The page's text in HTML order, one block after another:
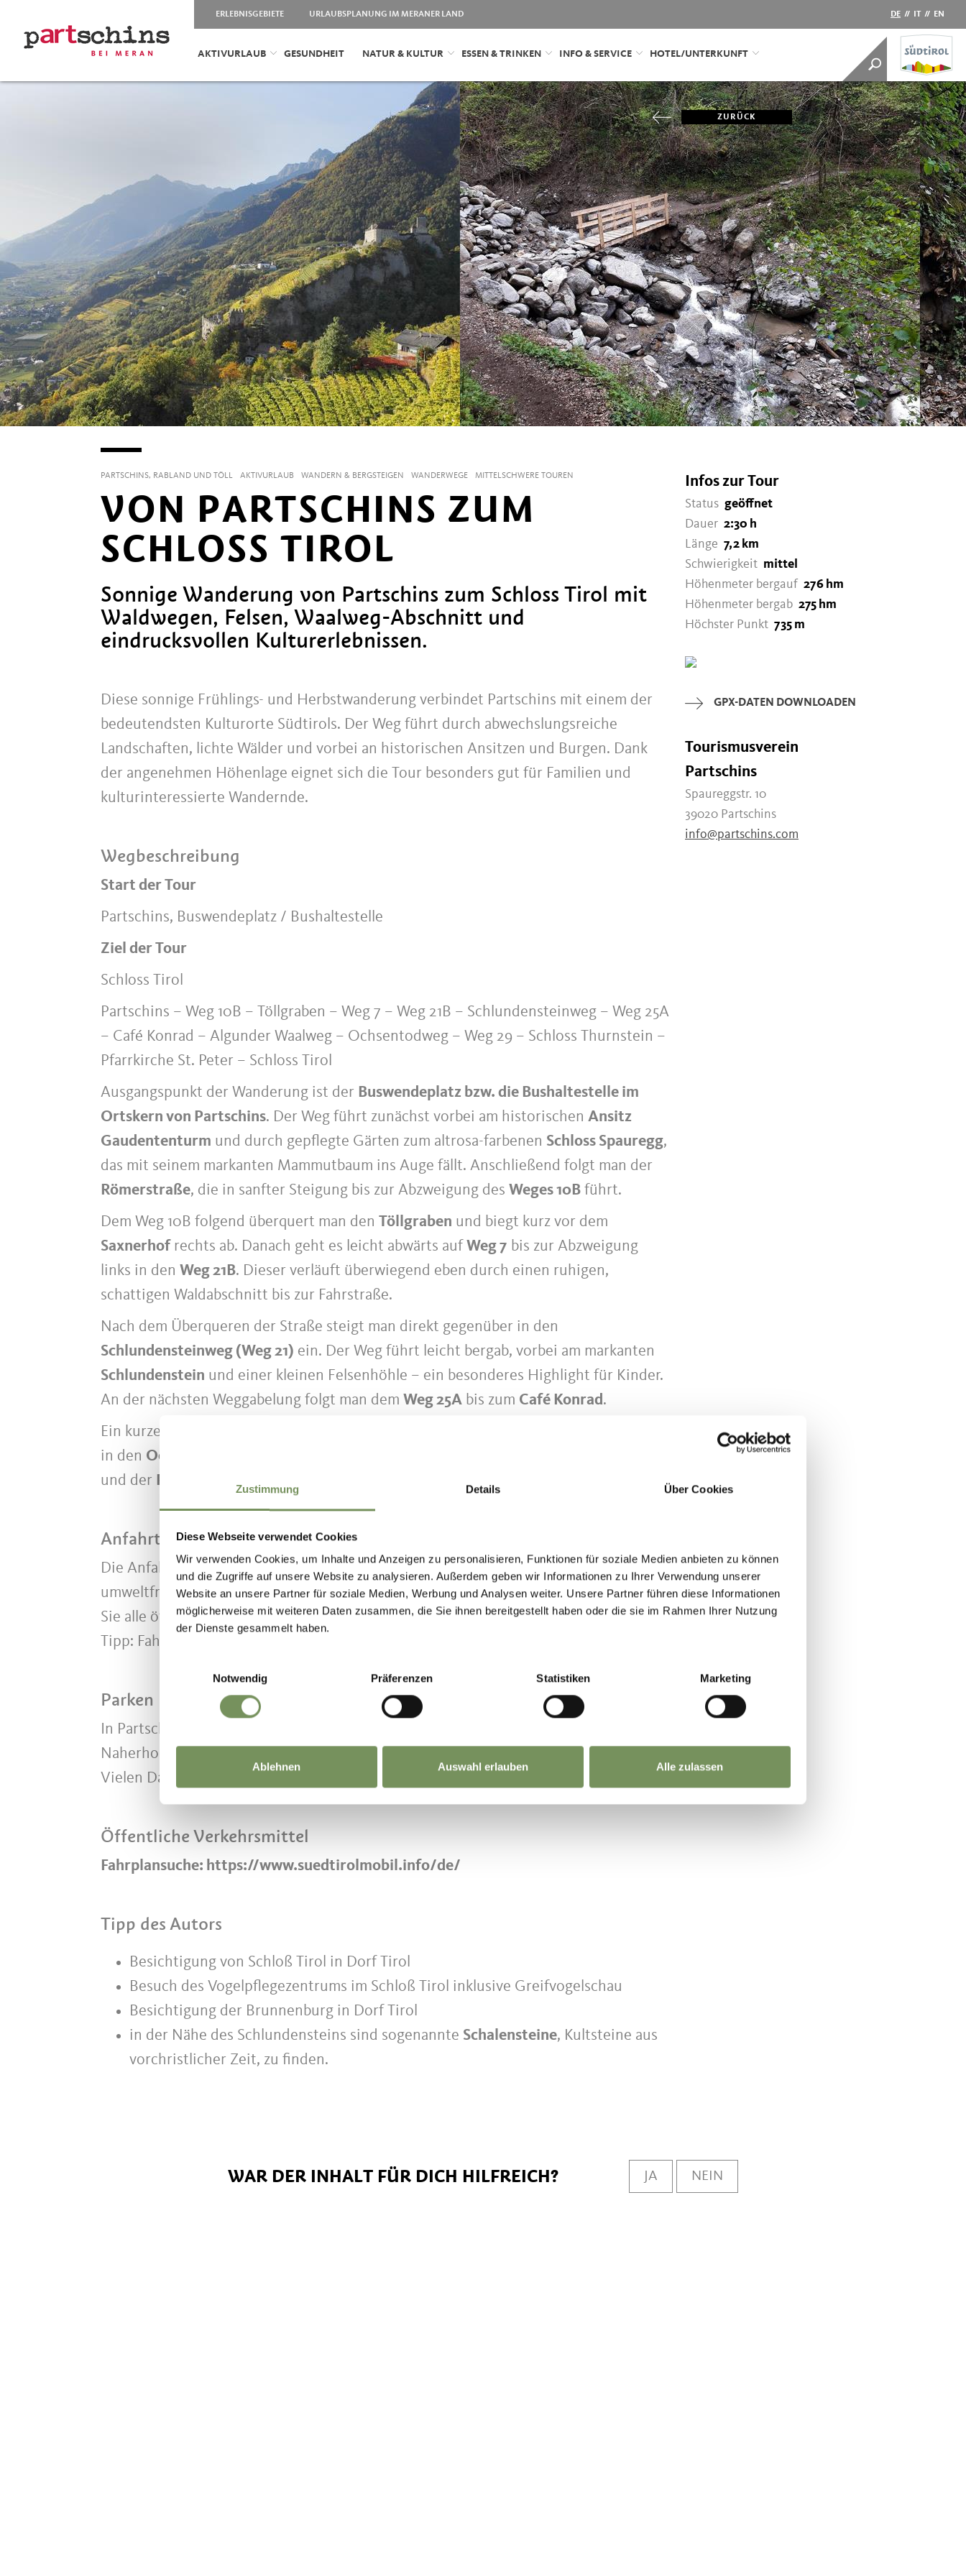
Zustimmung Details Über Cookies
Diese Webseite verwendet Cookies
Wir verwenden Cookies, um Inhalte und Anzeigen zu personalisieren, Funktionen für soziale Medien anbieten zu können
und die Zugriffe auf unsere Website zu analysieren. Außerdem geben wir Informationen zu Ihrer Verwendung unserer
Website an unsere Partner für soziale Medien, Werbung und Analysen weiter. Unsere Partner führen diese Informationen
möglicherweise mit weiteren Daten zusammen, die Sie ihnen bereitgestellt haben oder die sie im Rahmen Ihrer Nutzung
der Dienste gesammelt haben.
Notwendig
Präferenzen Statistiken Marketing
Ablehnen Auswahl erlauben Alle zulassen
ERLEBNISGEBIETE URLAUBSPLANUNG IM MERANER LAND DE // IT // EN
AKTIVURLAUB GESUNDHEIT NATUR & KULTUR ESSEN & TRINKEN INFO & SERVICE HOTEL/UNTERKUNFT
ZURÜCK
PARTSCHINS, RABLAND UND TÖLL AKTIVURLAUB WANDERN & BERGSTEIGEN WANDERWEGE MITTELSCHWERE TOUREN
VON PARTSCHINS ZUM
SCHLOSS TIROL
Sonnige Wanderung von Partschins zum Schloss Tirol mit
Waldwegen, Felsen, Waalweg-Abschnitt und
eindrucksvollen Kulturerlebnissen.
Diese sonnige Frühlings- und Herbstwanderung verbindet Partschins mit einem der
bedeutendsten Kulturorte Südtirols. Der Weg führt durch abwechslungsreiche
Landschaften, lichte Wälder und vorbei an historischen Ansitzen und Burgen. Dank
der angenehmen Höhenlage eignet sich die Tour besonders gut für Familien und
kulturinteressierte Wandernde.
Wegbeschreibung
Start der Tour
Partschins, Buswendeplatz / Bushaltestelle
Ziel der Tour
Schloss Tirol
Partschins – Weg 10B – Töllgraben – Weg 7 – Weg 21B – Schlundensteinweg – Weg 25A
– Café Konrad – Algunder Waalweg – Ochsentodweg – Weg 29 – Schloss Thurnstein –
Pfarrkirche St. Peter – Schloss Tirol
Ausgangspunkt der Wanderung ist der Buswendeplatz bzw. die Bushaltestelle im
Ortskern von Partschins. Der Weg führt zunächst vorbei am historischen Ansitz
Gaudententurm und durch gepflegte Gärten zum altrosa-farbenen Schloss Spauregg,
das mit seinem markanten Mammutbaum ins Auge fällt. Anschließend folgt man der
Römerstraße, die in sanfter Steigung bis zur Abzweigung des Weges 10B führt.
Dem Weg 10B folgend überquert man den Töllgraben und biegt kurz vor dem
Saxnerhof rechts ab. Danach geht es leicht abwärts auf Weg 7 bis zur Abzweigung
links in den Weg 21B. Dieser verläuft überwiegend eben durch einen ruhigen,
schattigen Waldabschnitt bis zur Fahrstraße.
Nach dem Überqueren der Straße steigt man direkt gegenüber in den
Schlundensteinweg (Weg 21) ein. Der Weg führt leicht bergab, vorbei am markanten
Schlundenstein und einer kleinen Felsenhöhle – ein besonderes Highlight für Kinder.
An der nächsten Weggabelung folgt man dem Weg 25A bis zum Café Konrad.
Ein kurzes Stück verläuft die Route entlang des
in den Ochsentodweg
und der
Anfahrtsbeschreibung
Die Anfahrt zu den Ausgangspunkten unserer Wandertouren erfolgt
umweltfreundlich und bequem mit Bus und Bahn. Mit dem Südtirol Guest Pass nutzen
Sie alle öffentlichen Verkehrsmittel in Südtirol kostenlos – ganz ohne Parkplatzsuche.
Tipp: Fahrpläne und Verbindungen finden Sie unter www.suedtirolmobil.info.
Parken
In Partschins sind die Parkmöglichkeiten begrenzt. Zum Schutz des
Naherholungsgebietes empfehlen wir die Anreise mit öffentlichen Verkehrsmitteln.
Vielen Dank für Ihren Beitrag!
Öffentliche Verkehrsmittel
Fahrplansuche: https://www.suedtirolmobil.info/de/
Tipp des Autors
Besichtigung von Schloß Tirol in Dorf Tirol
Besuch des Vogelpflegezentrums im Schloß Tirol inklusive Greifvogelschau
Besichtigung der Brunnenburg in Dorf Tirol
in der Nähe des Schlundensteins sind sogenannte Schalensteine, Kultsteine aus
vorchristlicher Zeit, zu finden.
Infos zur Tour
Status geöffnet
Dauer 2:30 h
Länge 7,2 km
Schwierigkeit mittel
Höhenmeter bergauf 276 hm
Höhenmeter bergab 275 hm
Höchster Punkt 735 m
GPX-DATEN DOWNLOADEN
Tourismusverein
Partschins
Spaureggstr. 10
39020 Partschins
info@partschins.com
WAR DER INHALT FÜR DICH HILFREICH? JA NEIN